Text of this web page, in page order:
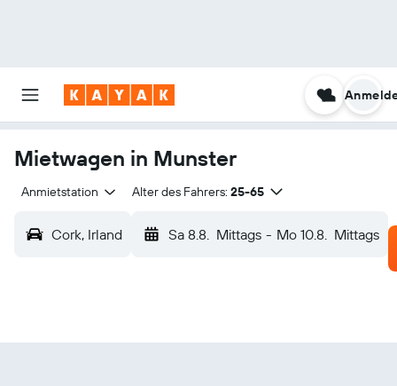
Mietwagen in Munster
Anmietstation Alter des Fahrers: 25-65
Cork, Irland Sa 8.8. Mittags - Mo 10.8. Mittags